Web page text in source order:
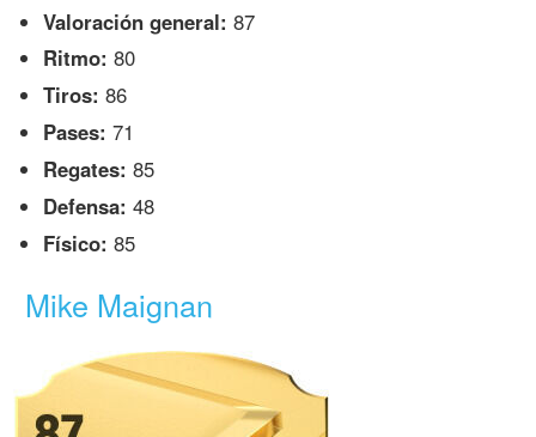
Valoración general: 87
Ritmo: 80
Tiros: 86
Pases: 71
Regates: 85
Defensa: 48
Físico: 85
Mike Maignan